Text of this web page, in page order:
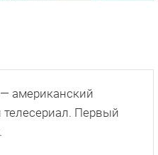
американский
Первый